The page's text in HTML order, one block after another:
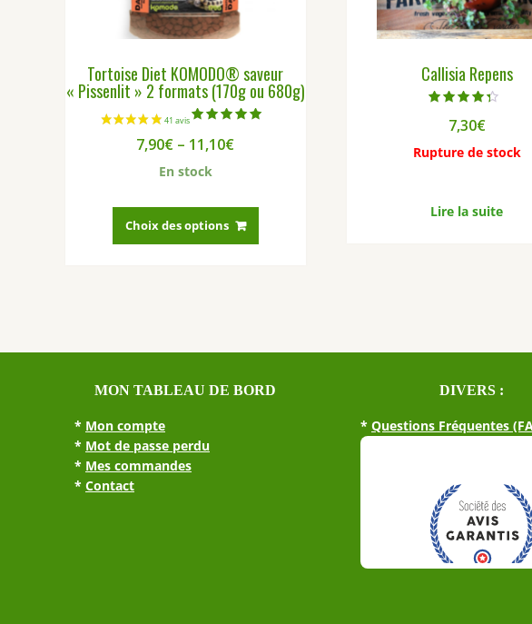
Tortoise Diet KOMODO® saveur
« Pissenlit » 2 formats (170g ou 680g)
5.00
sur 5
7,90€ – 11,10€
En stock
Choix des options
Ce
a
choisies
Callisia Repens
4.00
sur 5
7,30€
Rupture de stock
Lire la suite
MON TABLEAU DE BORD
* Mon compte
* Mot de passe perdu
* Mes commandes
* Contact
DIVERS :
* Questions Fréquentes